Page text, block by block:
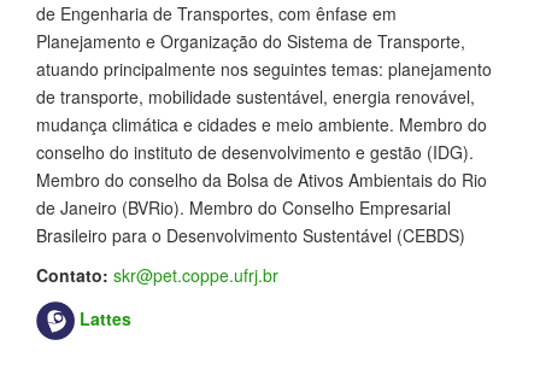
de Engenharia de Transportes, com ênfase em
Planejamento e Organização do Sistema de Transporte,
atuando principalmente nos seguintes temas: planejamento
de transporte, mobilidade sustentável, energia renovável,
mudança climática e cidades e meio ambiente. Membro do
conselho do instituto de desenvolvimento e gestão (IDG).
Membro do conselho da Bolsa de Ativos Ambientais do Rio
de Janeiro (BVRio). Membro do Conselho Empresarial
Brasileiro para o Desenvolvimento Sustentável (CEBDS)
Contato: skr@pet.coppe.ufrj.br
Lattes